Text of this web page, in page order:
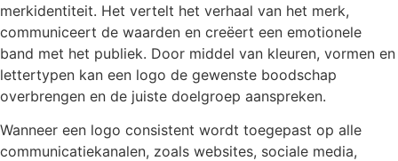
merkidentiteit. Het vertelt het verhaal van het merk,
communiceert de waarden en creëert een emotionele
band met het publiek. Door middel van kleuren, vormen en
lettertypen kan een logo de gewenste boodschap
overbrengen en de juiste doelgroep aanspreken.
Wanneer een logo consistent wordt toegepast op alle
communicatiekanalen, zoals websites, sociale media,